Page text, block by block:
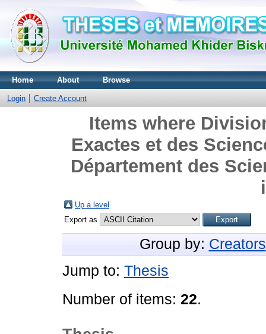
Home About Browse
Login Create Account
Items where
Exactes et des
Département des
Up a level
Export as
Group by: Creators
Jump to: Thesis
Number of items: 22.